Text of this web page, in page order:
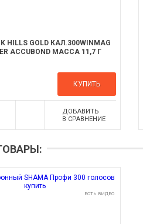
HILLS GOLD КАЛ.300WINMAG
ACCUВOND МАССА 11,7 Г
КУПИТЬ
ДОБАВИТЬ
В СРАВНЕНИЕ
ЕСТЬ ВИДЕО